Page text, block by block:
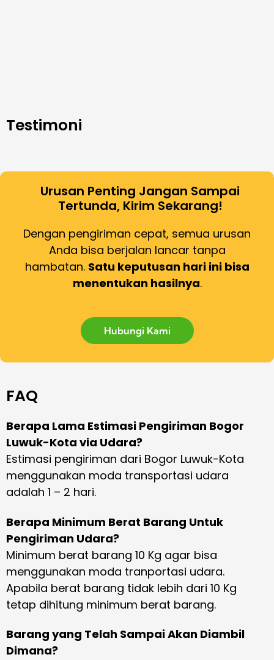
Testimoni
Urusan Penting Jangan Sampai
Tertunda, Kirim Sekarang!
Dengan pengiriman cepat, semua urusan
Anda bisa berjalan lancar tanpa
hambatan. Satu keputusan hari ini bisa
menentukan hasilnya.
Hubungi Kami
FAQ
Berapa Lama Estimasi Pengiriman Bogor
Luwuk-Kota via Udara?
Estimasi pengiriman dari Bogor Luwuk-Kota
menggunakan moda transportasi udara
adalah 1 – 2 hari.
Berapa Minimum Berat Barang Untuk
Pengiriman Udara?
Minimum berat barang 10 Kg agar bisa
menggunakan moda tranportasi udara.
Apabila berat barang tidak lebih dari 10 Kg
tetap dihitung minimum berat barang.
Barang yang Telah Sampai Akan Diambil
Dimana?